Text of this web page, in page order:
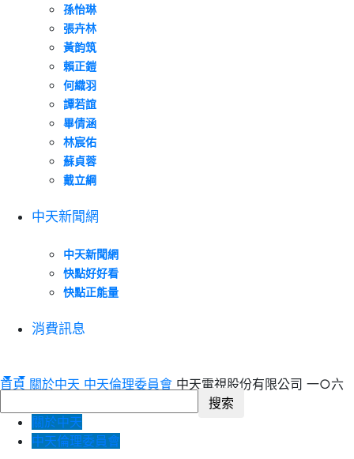
孫怡琳
張卉林
黃韵筑
賴正鎧
何織羽
譚若誼
畢倩涵
林宸佑
蘇貞蓉
戴立綱
中天新聞網
中天新聞網
快點好好看
快點正能量
消費訊息
首頁 關於中天 中天倫理委員會 中天電視股份有限公司 一○六
關於中天
中天倫理委員會